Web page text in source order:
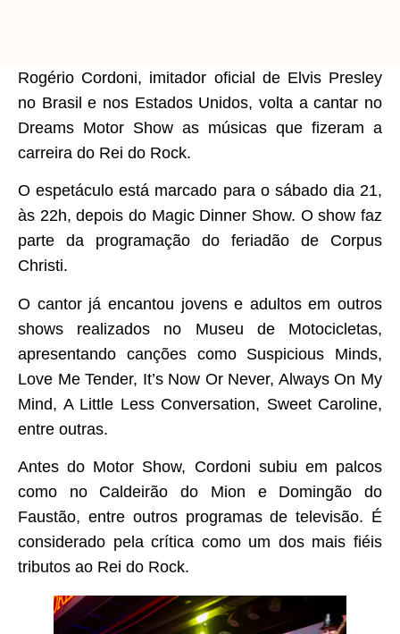
Rogério Cordoni, imitador oficial de Elvis Presley
no Brasil e nos Estados Unidos, volta a cantar no
Dreams Motor Show as músicas que fizeram a
carreira do Rei do Rock.
O espetáculo está marcado para o sábado dia 21,
às 22h, depois do Magic Dinner Show. O show faz
parte da programação do feriadão de Corpus
Christi.
O cantor já encantou jovens e adultos em outros
shows realizados no Museu de Motocicletas,
apresentando canções como Suspicious Minds,
Love Me Tender, It’s Now Or Never, Always On My
Mind, A Little Less Conversation, Sweet Caroline,
entre outras.
Antes do Motor Show, Cordoni subiu em palcos
como no Caldeirão do Mion e Domingão do
Faustão, entre outros programas de televisão. É
considerado pela crítica como um dos mais fiéis
tributos ao Rei do Rock.